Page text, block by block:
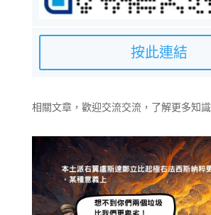
按此連結
相關文章，歡迎交流交流，了解更多知識